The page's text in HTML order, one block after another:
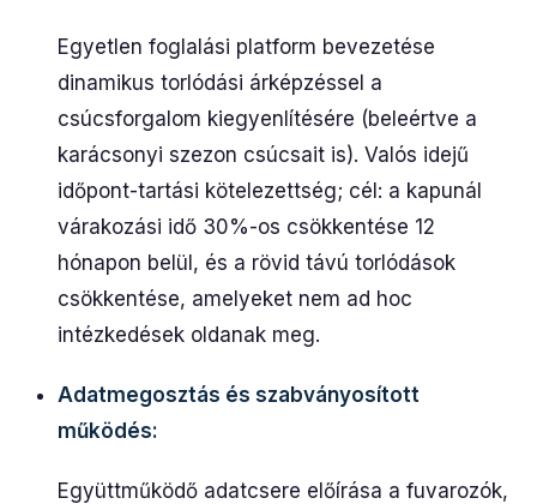
Egyetlen foglalási platform bevezetése
dinamikus torlódási árképzéssel a
csúcsforgalom kiegyenlítésére (beleértve a
karácsonyi szezon csúcsait is). Valós idejű
időpont-tartási kötelezettség; cél: a kapunál
várakozási idő 30%-os csökkentése 12
hónapon belül, és a rövid távú torlódások
csökkentése, amelyeket nem ad hoc
intézkedések oldanak meg.
Adatmegosztás és szabványosított
működés:
Együttműködő adatcsere előírása a fuvarozók,